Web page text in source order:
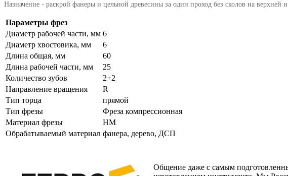
Назначение - раскрой фанеры и цельной древесины за один проход без сколов на верхней
Параметры фрез
Диаметр рабочей части, мм 6
Диаметр хвостовика, мм
6
Длина общая, мм
60
Длина рабочей части, мм
25
Количество зубов
2+2
Направление вращения
R
Тип торца
прямой
Тип фрезы
Фреза компрессионная
Материал фрезы
HM
Обрабатываемый материал фанера, дерево, ДСП
Общение даже с самым